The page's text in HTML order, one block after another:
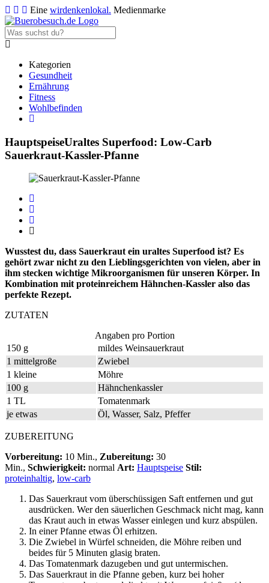
Eine wirdenkenlokal. Medienmarke
Kategorien
Gesundheit
Ernährung
Fitness
Wohlbefinden
HauptspeiseUraltes Superfood: Low-Carb
Sauerkraut-Kassler-Pfanne
Wusstest du, dass Sauerkraut ein uraltes Superfood ist? Es
gehört zwar nicht zu den Lieblingsgerichten von vielen, aber in
ihm stecken wichtige Mikroorganismen für unseren Körper. In
Kombination mit proteinreichem Hähnchen-Kassler also das
perfekte Rezept.
ZUTATEN
Angaben pro Portion
150 g
mildes Weinsauerkraut
1 mittelgroße
Zwiebel
1 kleine
Möhre
100 g
Hähnchenkassler
1 TL
Tomatenmark
je etwas
Öl, Wasser, Salz, Pfeffer
ZUBEREITUNG
Vorbereitung: 10 Min., Zubereitung: 30
Min., Schwierigkeit: normal Art: Hauptspeise Stil:
proteinhaltig, low-carb
Das Sauerkraut vom überschüssigen Saft entfernen und gut
ausdrücken. Wer den säuerlichen Geschmack nicht mag, kann
das Kraut auch in etwas Wasser einlegen und kurz abspülen.
In einer Pfanne etwas Öl erhitzen.
Die Zwiebel in Würfel schneiden, die Möhre reiben und
beides für 5 Minuten glasig braten.
Das Tomatenmark dazugeben und gut untermischen.
Das Sauerkraut in die Pfanne geben, kurz bei hoher